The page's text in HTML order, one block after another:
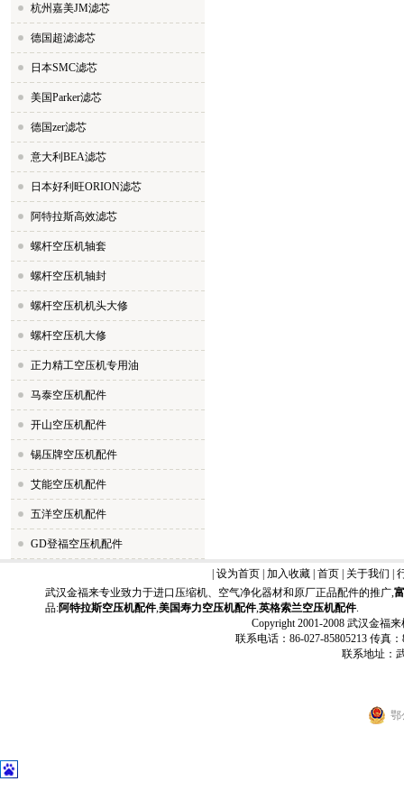
杭州嘉美JM滤芯
德国超滤滤芯
日本SMC滤芯
美国Parker滤芯
德国zer滤芯
意大利BEA滤芯
日本好利旺ORION滤芯
阿特拉斯高效滤芯
螺杆空压机轴套
螺杆空压机轴封
螺杆空压机机头大修
螺杆空压机大修
正力精工空压机专用油
马泰空压机配件
开山空压机配件
锡压牌空压机配件
艾能空压机配件
五洋空压机配件
GD登福空压机配件
设为首页 加入收藏 首页 关于我们
武汉金福来专业致力于进口压缩机、空气净化器材和原厂正品配件的推广,
品:阿特拉斯空压机配件,美国寿力空压机配件,英格索兰空压机配件.
Copyright 2001-2008 武汉金福
联系电话：86-027-85805213 传真
联系地址：
鄂